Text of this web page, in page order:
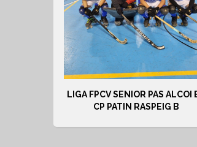
LIGA FPCV SENIOR PAS ALCOI
CP PATIN RASPEIG B